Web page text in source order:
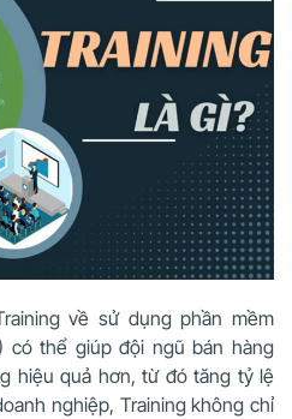
về sử dụng phần mềm
có thể giúp đội ngũ bán hàng
hiệu quả hơn, từ đó tăng tỷ lệ
nghiệp, Training không chỉ